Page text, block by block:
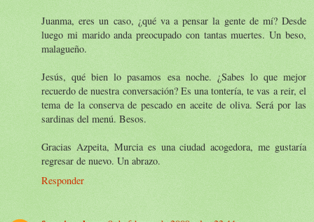
Juanma, eres un caso, ¿qué va a pensar la gente de mí? Desde
luego mi marido anda preocupado con tantas muertes. Un beso,
malagueño.
Jesús, qué bien lo pasamos esa noche. ¿Sabes lo que mejor
recuerdo de nuestra conversación? Es una tontería, te vas a reir, el
tema de la conserva de pescado en aceite de oliva. Será por las
sardinas del menú. Besos.
Gracias Azpeita, Murcia es una ciudad acogedora, me gustaría
regresar de nuevo. Un abrazo.
Responder